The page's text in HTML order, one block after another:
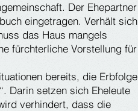
Der Ehepartner
eingetragen. Verhält sich
das Haus mangels
fürchterliche Vorstellung für
bereits, die Erbfolge
Darin setzen sich Eheleute
verhindert, dass die